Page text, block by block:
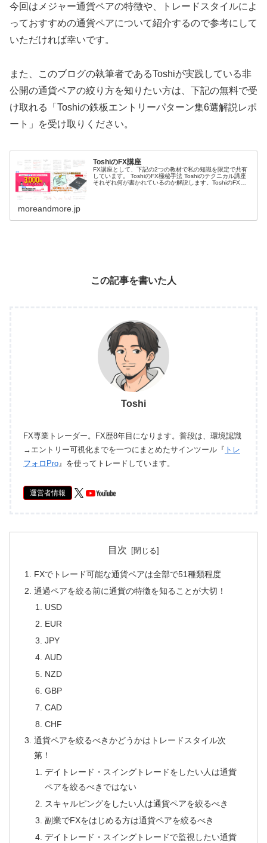
今回はメジャー通貨ペアの特徴や、トレードスタイルによ
っておすすめの通貨ペアについて紹介するので参考にして
いただければ幸いです。
また、このブログの執筆者であるToshiが実践している非
公開の通貨ペアの絞り方を知りたい方は、下記の無料で受
け取れる「Toshiの鉄板エントリーパターン集6選解説レポ
ート」を受け取りください。
ToshiのFX講座
FX講座として、下記の2つの教材で私の知識を限定で共有
しています。 ToshiのFX極秘手法 Toshiのテクニカル講座
それぞれ何が書かれているのか解説します。ToshiのFX極
moreandmore.jp
この記事を書いた人
Toshi
FX専業トレーダー。FX歴8年目になります。普段は、環境認識
→エントリー可視化までを一つにまとめたサインツール『 トレ
フォロPro』を使ってトレードしています。
運営者情報
目次
FXでトレード可能な通貨ペアは全部で51種類程度
通過ペアを絞る前に通貨の特徴を知ることが大切！
USD
EUR
JPY
AUD
NZD
GBP
CAD
CHF
通貨ペアを絞るべきかどうかはトレードスタイル次
第！
デイトレード・スイングトレードをしたい人は通貨
ペアを絞るべきではない
スキャルピングをしたい人は通貨ペアを絞るべき
副業でFXをはじめる方は通貨ペアを絞るべき
デイトレード・スイングトレードで監視したい通貨